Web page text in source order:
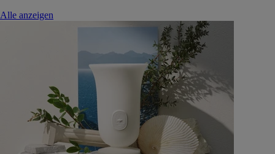
Alle anzeigen